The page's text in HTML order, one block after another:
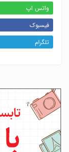
واتس اپ
فیسبوک
تلگرام